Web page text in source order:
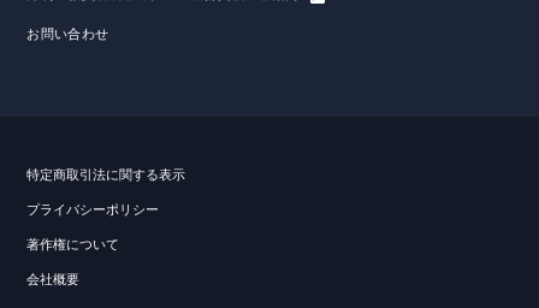
お問い合わせ
特定商取引法に関する表示
プライバシーポリシー
著作権について
会社概要